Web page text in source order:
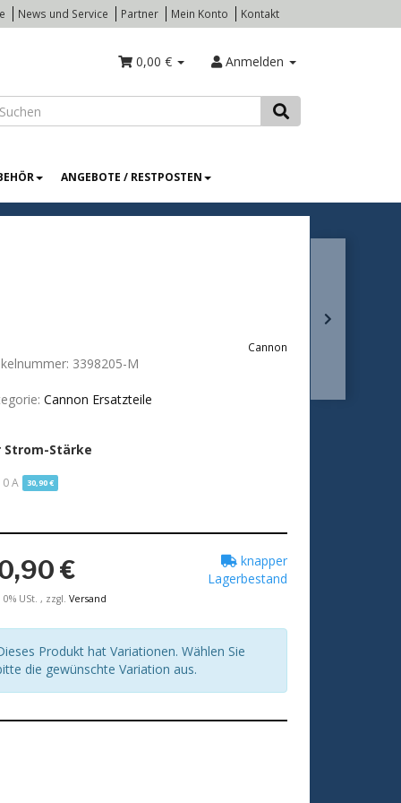
News und Service Partner Mein Konto Kontakt
Anmelden
0,00 €
ANGEBOTE / RESTPOSTEN
Cannon
3398205-M
Cannon Ersatzteile
Strom-Stärke
A 30,90 €
€
USt. , zzgl. Versand
knapper
Lagerbestand
Produkt hat Variationen. Wählen Sie
die gewünschte Variation aus.